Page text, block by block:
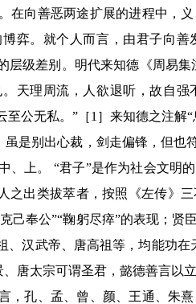
在向善恶两途扩展的进程中，
弈。就个人而言，由君子向
层级差别。明代来知德《周易集
天理周流，人欲退听，故自
公无私。 ”［1］来知德之注解“
是别出心裁，剑走偏锋，但也
、上。 “君子”是作为社会文明
之出类拔萃者，按照《左传》
克己奉公”“鞠躬尽瘁”的表现；贤
、汉武帝、唐高祖等，均能功
唐太宗可谓圣君，懿德善言以
，孔、孟、曾、颜、王通、朱